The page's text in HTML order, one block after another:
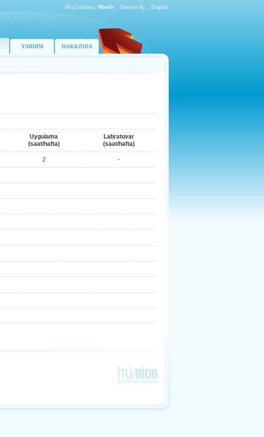
Hoş Geldiniz, Misafir Oturum Aç English
YARDIM HAKKINDA
Uygulama
(saat/hafta)
Labratuvar
(saat/hafta)
2 -